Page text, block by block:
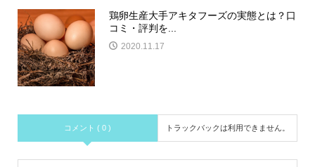
鶏卵生産大手アキタフーズの実態とは？口
コミ・評判を...
2020.11.17
コメント ( 0 ) トラックバックは利用できません。